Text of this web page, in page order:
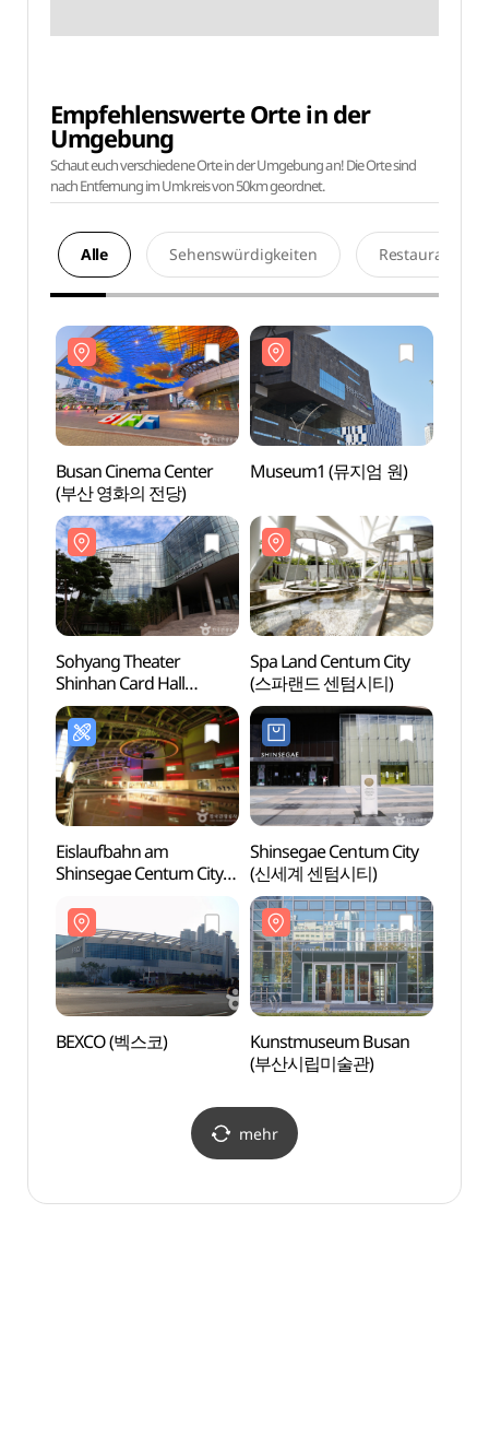
Empfehlenswerte Orte in der
Umgebung
Schaut euch verschiedene Orte in der Umgebung an! Die Orte sind
nach Entfernung im Umkreis von 50km geordnet.
Alle Sehenswürdigkeiten Restaurants
Busan Cinema Center
(부산 영화의 전당)
Museum1 (뮤지엄 원)
Sohyang Theater
Shinhan Card Hall
(소향씨어터신한카드홀)
Spa Land Centum City
(스파랜드 센텀시티)
Eislaufbahn am
Shinsegae Centum City
(신세계백화점))
Shinsegae Centum City
(신세계 센텀시티)
BEXCO (벡스코)
Kunstmuseum Busan
(부산시립미술관)
mehr